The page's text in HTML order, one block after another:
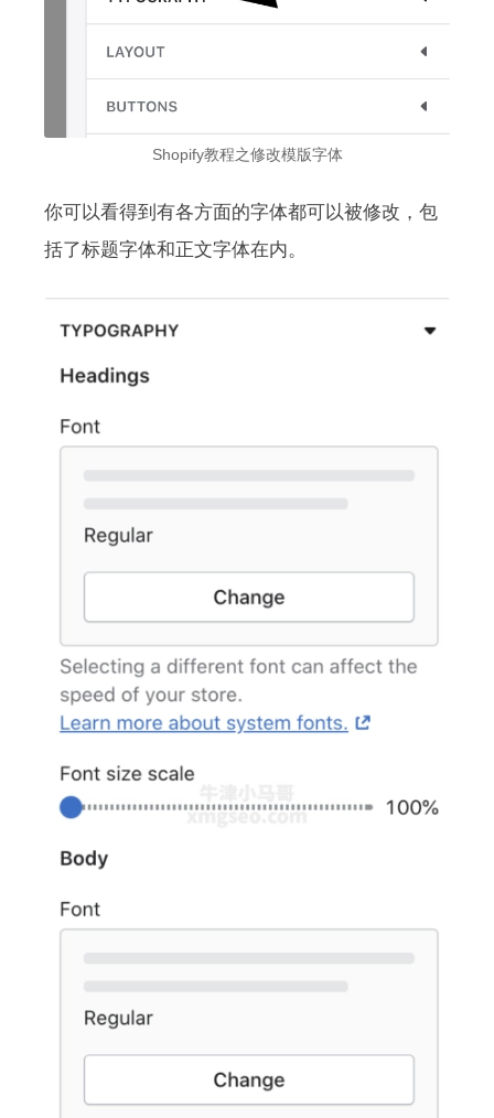
Shopify教程之修改模版字体
你可以看得到有各方面的字体都可以被修改，包
括了标题字体和正文字体在内。